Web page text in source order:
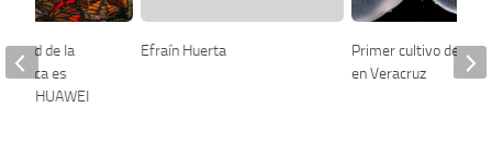
Efraín Huerta
Primer cultivo de
en Veracruz
de la
es
el HUAWEI